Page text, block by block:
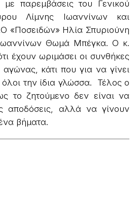
παρεμβάσεις του Γενικού
Λίμνης Ιωαννίνων και
«Ποσειδών» Ηλία Σπυριούνη
Θωμά Μπέγκα. Ο κ.
έχουν ωριμάσει οι συνθήκες
κάτι που για να γίνει
την ίδια γλώσσα. Τέλος ο
το ζητούμενο δεν είναι να
αποδόσεις, αλλά να γίνουν
βήματα.